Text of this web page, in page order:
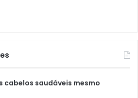
cabelos saudáveis mesmo